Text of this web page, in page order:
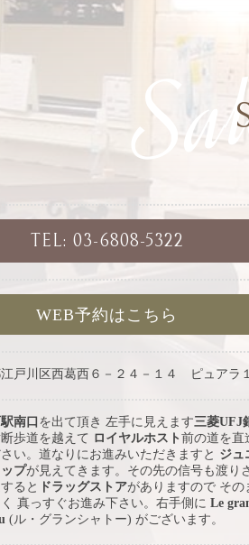
TEL: 03-6808-5322
WEB予約はこちら
戸川区西葛西６－２４－１４ ピュアラ
南口を出て頂き 左手に見えます三菱UFJ
歩道を越えて ロイヤルホスト 前の道を直
い。道なりにお進みいただきますと ジュ
プが見えてきます。その先の信号も渡り
ると ドラッグストアがありますので その
く 真っすぐお進み下さい。右手側に Le
(ル・グランシャトー) がございます。